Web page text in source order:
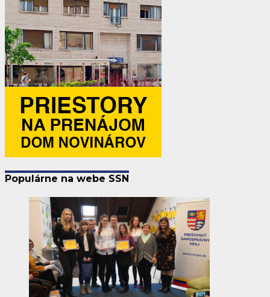
Populárne na webe SSN